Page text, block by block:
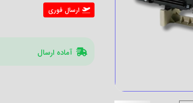
ارسال فوری
آماده ارسال